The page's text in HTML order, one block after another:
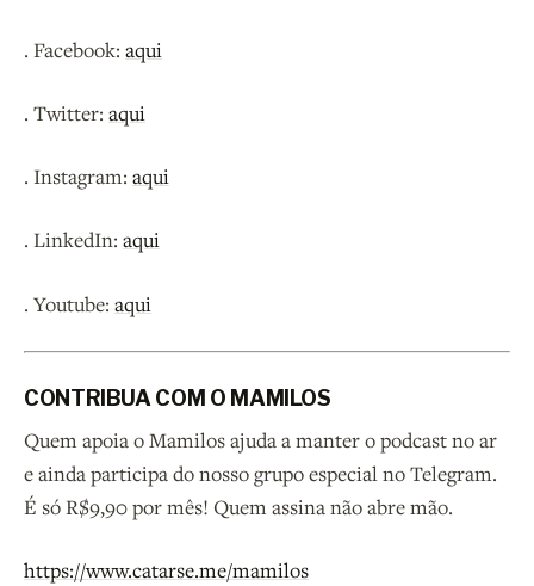
. Facebook: aqui
. Twitter: aqui
. Instagram: aqui
. LinkedIn: aqui
. Youtube: aqui
CONTRIBUA COM O MAMILOS
Quem apoia o Mamilos ajuda a manter o podcast no ar
e ainda participa do nosso grupo especial no Telegram.
É só R$9,90 por mês! Quem assina não abre mão.
https://www.catarse.me/mamilos